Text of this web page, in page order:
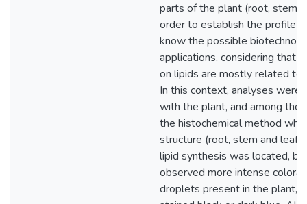
parts of the plant (root, stem
order to establish the profile
know the possible
applications, considering that
on lipids are mostly related to
In this context, analyses were
with the plant, and among
the histochemical method
structure (root, stem and leaf)
lipid synthesis was located,
observed more intense
droplets present in the plant,